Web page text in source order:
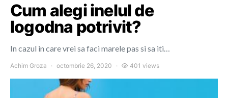
Cum alegi inelul de
logodna potrivit?
In cazul in care vrei sa faci marele pas si sa iti…
Achim Groza octombrie 26, 2020 401 views